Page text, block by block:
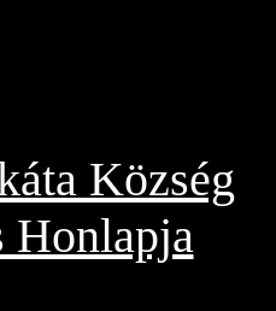
Község
Honlapja